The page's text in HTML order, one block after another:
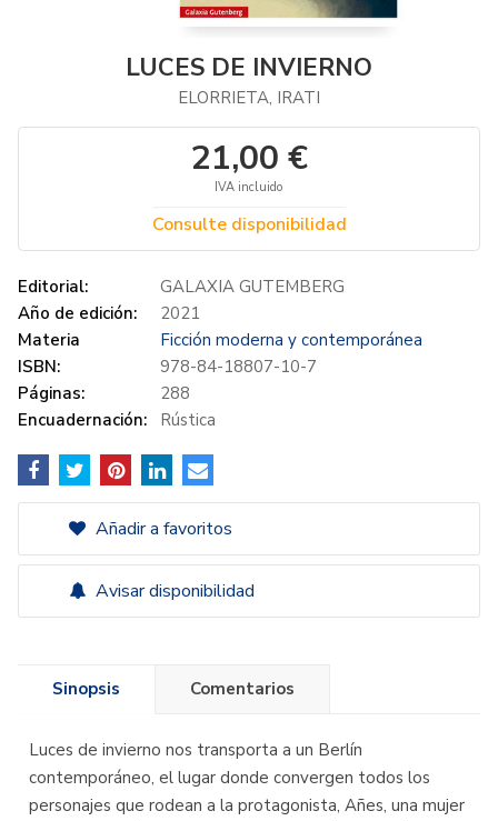
LUCES DE INVIERNO
ELORRIETA, IRATI
21,00 €
IVA incluido
Consulte disponibilidad
Editorial:
GALAXIA GUTEMBERG
Año de edición:
2021
Materia
Ficción moderna y contemporánea
ISBN:
978-84-18807-10-7
Páginas:
288
Encuadernación:
Rústica
Añadir a favoritos
Avisar disponibilidad
Sinopsis Comentarios
Luces de invierno nos transporta a un Berlín
contemporáneo, el lugar donde convergen todos los
personajes que rodean a la protagonista, Añes, una mujer